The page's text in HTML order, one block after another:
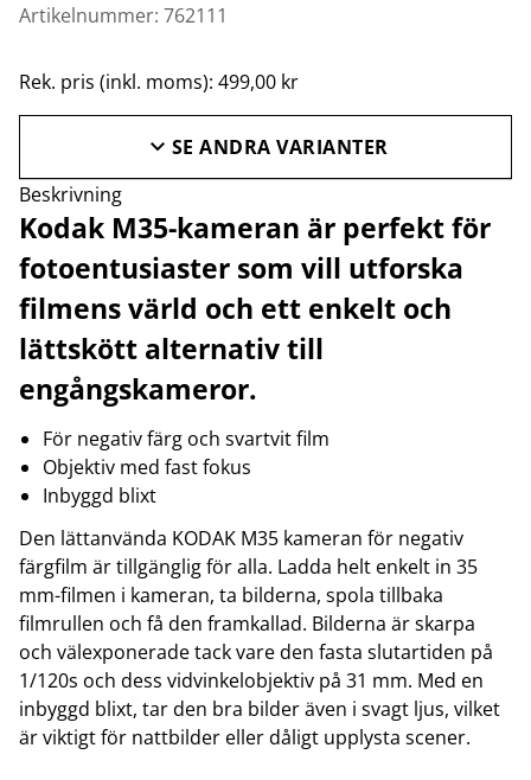
Artikelnummer: 762111
Rek. pris (inkl. moms): 499,00 kr
SE ANDRA VARIANTER
Beskrivning
Kodak M35-kameran är perfekt för
fotoentusiaster som vill utforska
filmens värld och ett enkelt och
lättskött alternativ till
engångskameror.
För negativ färg och svartvit film
Objektiv med fast fokus
Inbyggd blixt
Den lättanvända KODAK M35 kameran för negativ
färgfilm är tillgänglig för alla. Ladda helt enkelt in 35
mm-filmen i kameran, ta bilderna, spola tillbaka
filmrullen och få den framkallad. Bilderna är skarpa
och välexponerade tack vare den fasta slutartiden på
1/120s och dess vidvinkelobjektiv på 31 mm. Med en
inbyggd blixt, tar den bra bilder även i svagt ljus, vilket
är viktigt för nattbilder eller dåligt upplysta scener.